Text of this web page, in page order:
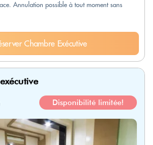
Annulation possible à tout moment sans
Chambre Exécutive
Disponibilité limitée!